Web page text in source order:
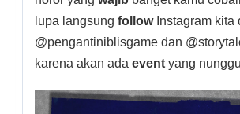
lupa langsung follow Instagram kita
@pengantiniblisgame dan
karena akan ada event yang